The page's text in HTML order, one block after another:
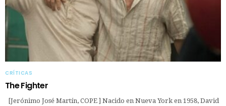
CRÍTICAS
The Fighter
[Jerónimo José Martín, COPE ] Nacido en Nueva York en 1958, David